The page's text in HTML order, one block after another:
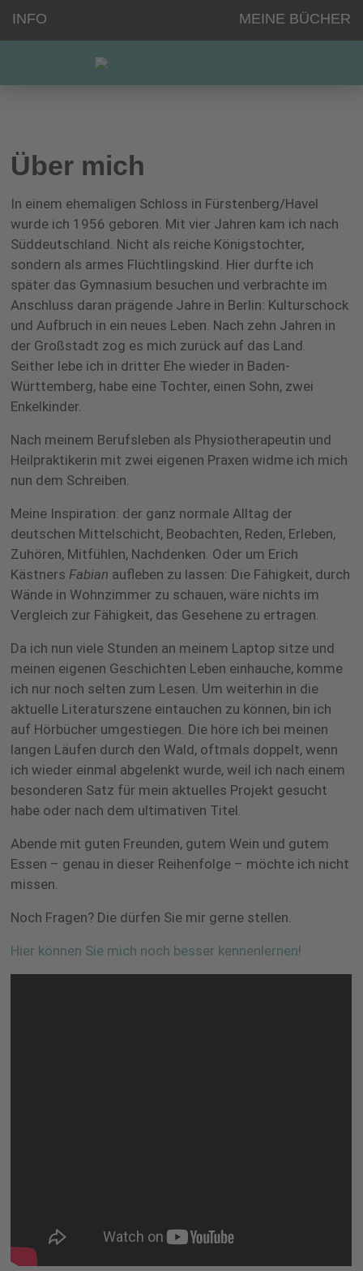
Über mich
In einem ehemaligen Schloss in Fürstenberg/Havel
wurde ich 1956 geboren. Mit vier Jahren kam ich nach
Süddeutschland. Nicht als reiche Königstochter,
sondern als armes Flüchtlingskind. Hier durfte ich
später das Gymnasium besuchen und verbrachte im
Anschluss daran prägende Jahre in Berlin: Kulturschock
und Aufbruch in ein neues Leben. Nach zehn Jahren in
der Großstadt zog es mich zurück auf das Land.
Seither lebe ich in dritter Ehe wieder in Baden-
Württemberg, habe eine Tochter, einen Sohn, zwei
Enkelkinder.
Nach meinem Berufsleben als Physiotherapeutin und
Heilpraktikerin mit zwei eigenen Praxen widme ich mich
nun dem Schreiben.
Meine Inspiration: der ganz normale Alltag der
deutschen Mittelschicht, Beobachten, Reden, Erleben,
Zuhören, Mitfühlen, Nachdenken. Oder um Erich
KästnersFabian aufleben zu lassen: Die Fähigkeit, durch
Wände in Wohnzimmer zu schauen, wäre nichts im
Vergleich zur Fähigkeit, das Gesehene zu ertragen.
Da ich nun viele Stunden an meinem Laptop sitze und
meinen eigenen Geschichten Leben einhauche, komme
ich nur noch selten zum Lesen. Um weiterhin in die
aktuelle Literaturszene eintauchen zu können, bin ich
auf Hörbücher umgestiegen. Die höre ich bei meinen
langen Läufen durch den Wald, oftmals doppelt, wenn
ich wieder einmal abgelenkt wurde, weil ich nach einem
besonderen Satz für mein aktuelles Projekt gesucht
habe oder nach dem ultimativen Titel.
Abende mit guten Freunden, gutem Wein und gutem
Essen – genau in dieser Reihenfolge – möchte ich nicht
missen.
Noch Fragen? Die dürfen Sie mir gerne stellen.
Hier können Sie mich noch besser kennenlernen!
INFO MEINE BÜCHER